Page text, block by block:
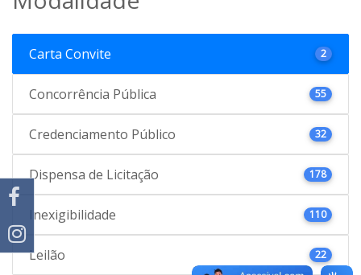
Carta Convite 2
Concorrência Pública 55
Credenciamento Público 32
Dispensa de Licitação 178
Inexigibilidade 110
Leilão 22